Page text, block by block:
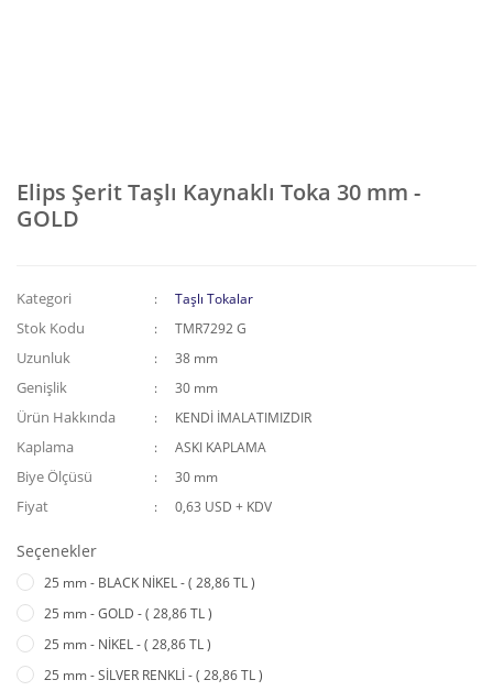
Elips Şerit Taşlı Kaynaklı Toka 30 mm -
GOLD
Kategori Taşlı Tokalar
Stok Kodu TMR7292 G
Uzunluk 38 mm
Genişlik 30 mm
Ürün Hakkında KENDİ İMALATIMIZDIR
Kaplama ASKI KAPLAMA
Biye Ölçüsü 30 mm
Fiyat 0,63 USD + KDV
Seçenekler
25 mm - BLACK NİKEL - ( 28,86 TL )
25 mm - GOLD - ( 28,86 TL )
25 mm - NİKEL - ( 28,86 TL )
25 mm - SİLVER RENKLİ - ( 28,86 TL )